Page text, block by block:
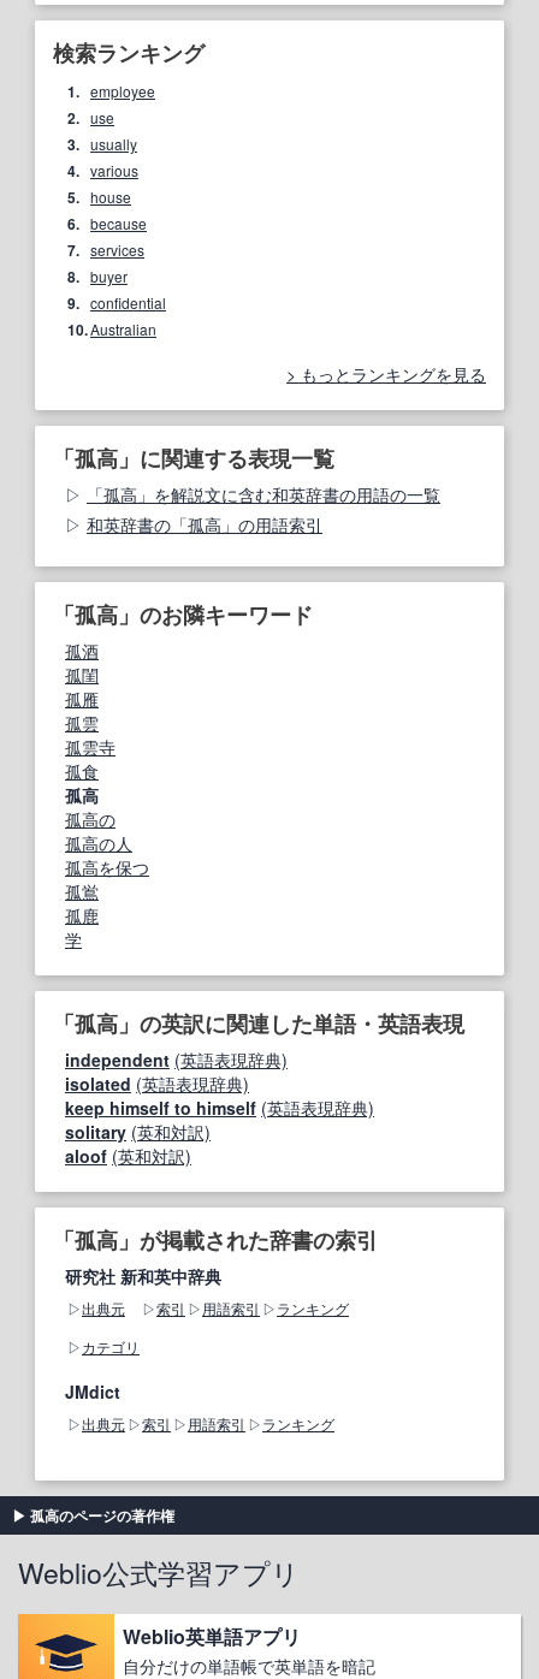
検索ランキング
1. employee
2. use
3. usually
4. various
5. house
6. because
7. services
8. buyer
9. confidential
10.Australian
もっとランキングを見る
「孤高」に関連する表現一覧
「孤高」を解説文に含む和英辞書の用語の一覧
和英辞書の「孤高」の用語索引
「孤高」のお隣キーワード
孤酒
孤閨
孤雁
孤雲
孤雲寺
孤食
孤高
孤高の
孤高の人
孤高を保つ
孤鴬
孤鹿
学
「孤高」の英訳に関連した単語・英語表現
independent (英語表現辞典)
isolated (英語表現辞典)
keep himself to himself (英語表現辞典)
solitary (英和対訳)
aloof (英和対訳)
「孤高」が掲載された辞書の索引
研究社 新和英中辞典
出典元 索引 用語索引
ランキング
カテゴリ
JMdict
出典元 索引 用語索引 ランキング
孤高のページの著作権
Weblio公式学習アプリ
Weblio英単語アプリ
自分だけの単語帳で英単語を暗記